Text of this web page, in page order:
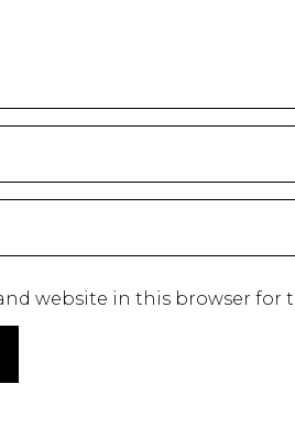
website in this browser